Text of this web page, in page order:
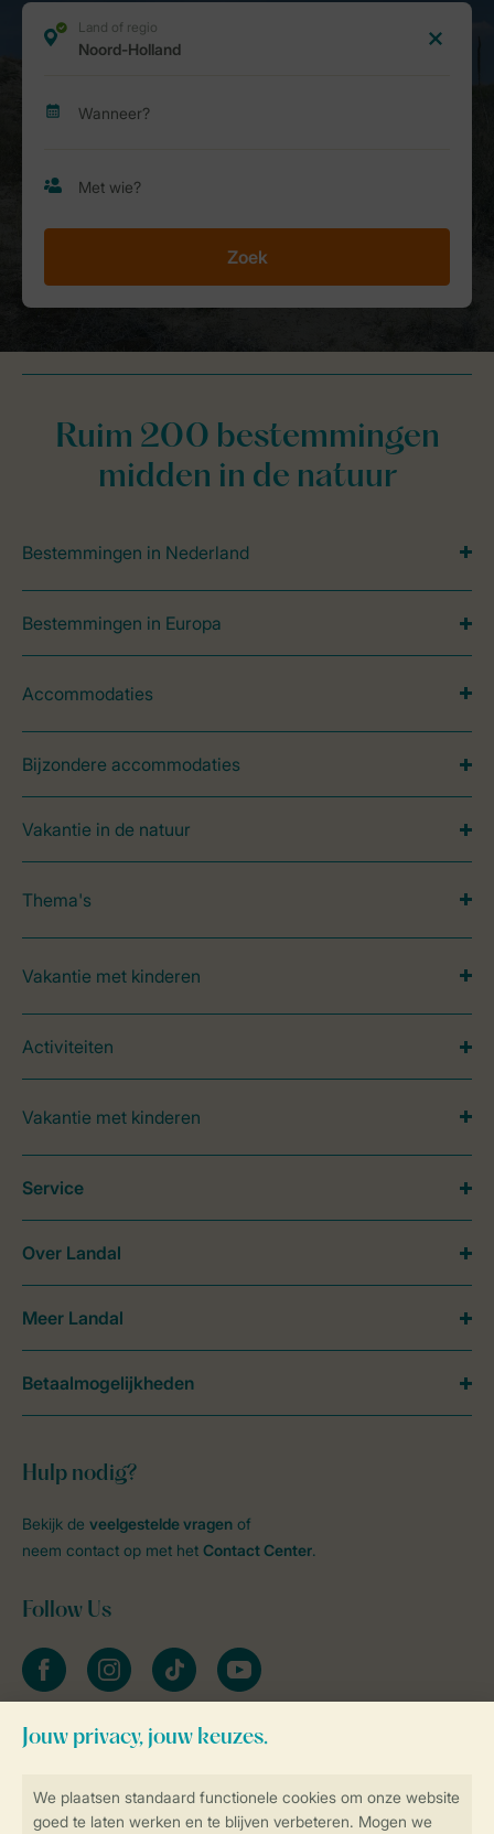
Zoek
Ruim 200 bestemmingen
midden in de natuur
Bestemmingen in Nederland
Bestemmingen in Europa
Accommodaties
Bijzondere accommodaties
Vakantie in de natuur
Thema's
Vakantie met kinderen
Activiteiten
Vakantie met kinderen
Hulp nodig?
Bekijk de veelgestelde vragen of
neem contact op met het Contact Center.
Follow Us
facebookinstagramtiktok youtube
Blijf op de hoogte
Service
Over Landal
Meer Landal
Betaalmogelijkheden